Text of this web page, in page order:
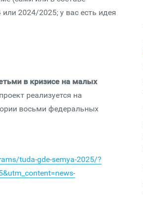
2024/2025; у вас есть идея
в кризисе на малых
реализуется на
восьми федеральных
tuda-gde-semya-2025/?